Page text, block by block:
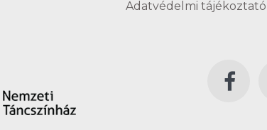
Adatvédelmi tájékoztató